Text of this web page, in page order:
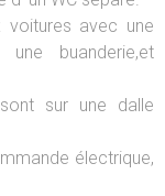
voitures avec une
buanderie,et
sur une dalle
électrique,